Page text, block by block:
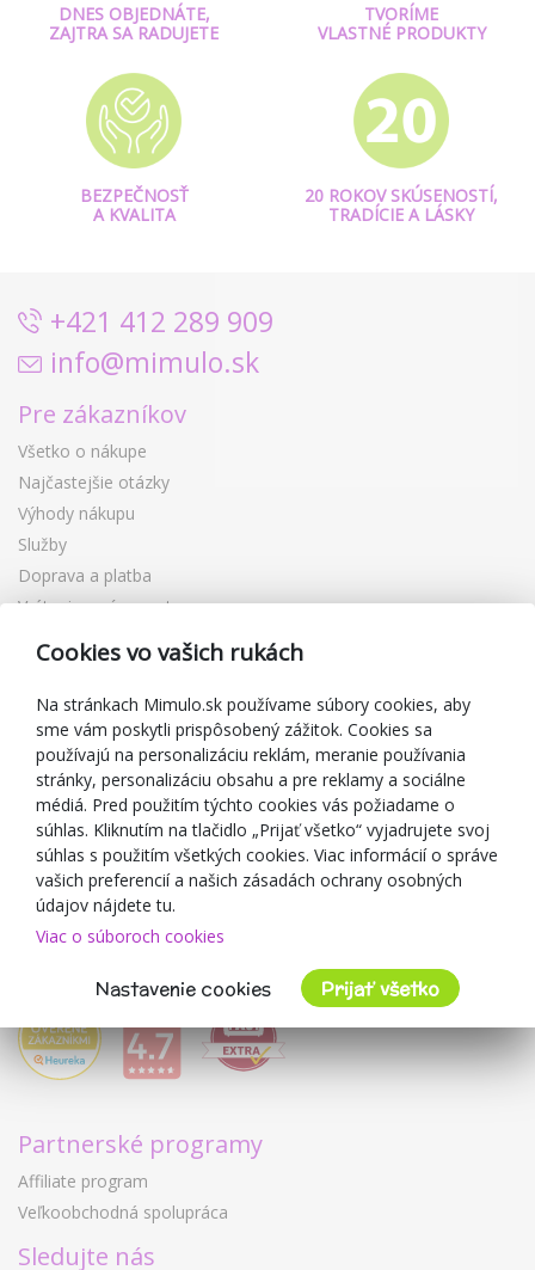
DNES OBJEDNÁTE,
ZAJTRA SA RADUJETE
TVORÍME
VLASTNÉ PRODUKTY
BEZPEČNOSŤ
A KVALITA
20 ROKOV SKÚSENOSTÍ,
TRADÍCIE A LÁSKY
+421 412 289 909
info@mimulo.sk
Pre zákazníkov
Všetko o nákupe
Najčastejšie otázky
Výhody nákupu
Služby
Doprava a platba
Vrátenie a výmena tovaru
Reklamácia
Darčekové poukážky
Zľavové kupóny
Blog
O predajcovi
Mimulo.sk
Obchodné podmienky
Ochrana osobných údajov GDPR
Kontakty
Spolupracujeme
Partnerské programy
Affiliate program
Veľkoobchodná spolupráca
Sledujte nás
Cookies vo vašich rukách
Na stránkach Mimulo.sk používame súbory cookies, aby
sme vám poskytli prispôsobený zážitok. Cookies sa
používajú na personalizáciu reklám, meranie používania
stránky, personalizáciu obsahu a pre reklamy a sociálne
médiá. Pred použitím týchto cookies vás požiadame o
súhlas. Kliknutím na tlačidlo „Prijať všetko“ vyjadrujete svoj
súhlas s použitím všetkých cookies. Viac informácií o správe
vašich preferencií a našich zásadách ochrany osobných
údajov nájdete tu.
Viac o súboroch cookies
Nastavenie cookies Prijať všetko